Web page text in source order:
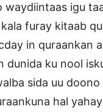
waydiintaas igu
furay kitaab
in quraankan
dunida ku nool
sida uu
hal